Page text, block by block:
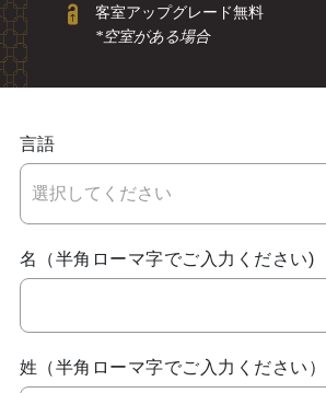
客室アップグレード無料
*空室がある場合
言語
名（半角ローマ字でご入力ください)
姓（半角ローマ字でご入力ください）